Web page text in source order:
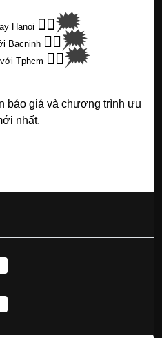
Hanoi 👉🏽🗯
Bacninh 👉🏽🗯
Tphcm 👉🏽🗯
báo giá và chương trình ưu
nhất.